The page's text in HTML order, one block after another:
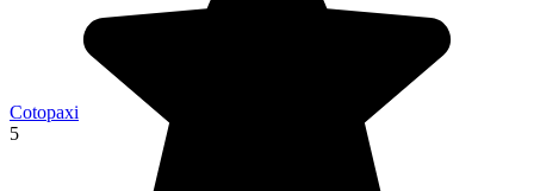
Cotopaxi
5